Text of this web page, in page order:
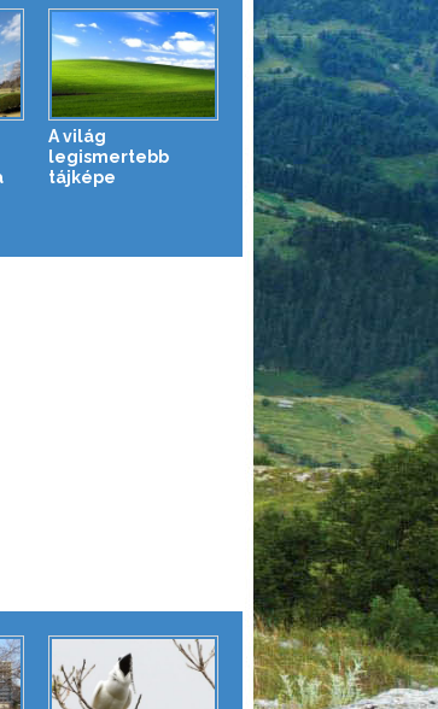
A világ
legismertebb
tájképe